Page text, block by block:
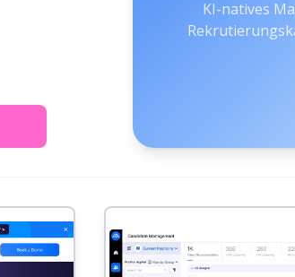
KI-natives